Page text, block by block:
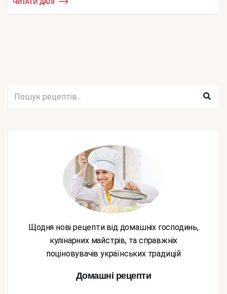
ЧИТАТИ ДАЛІ
Щодня нові рецепти від домашніх господинь,
кулінарних майстрів, та справжніх
поціновувачів українських традицій
Домашні рецепти